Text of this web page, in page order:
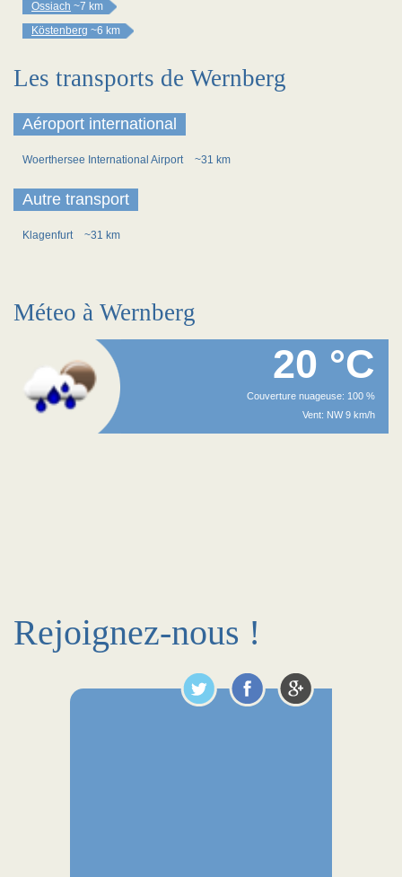
Ossiach ~7 km
Köstenberg ~6 km
Les transports de Wernberg
Aéroport international
Woerthersee International Airport ~31 km
Autre transport
Klagenfurt ~31 km
Méteo à Wernberg
20 °C
Couverture nuageuse: 100 %
Vent: NW 9 km/h
Rejoignez-nous !